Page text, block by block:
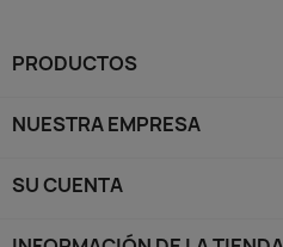
PRODUCTOS
NUESTRA EMPRESA
SU CUENTA